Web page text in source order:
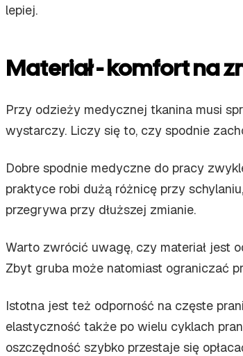
lepiej.
Materiał - komfort na
Przy odzieży medycznej tkanina musi
wystarczy. Liczy się to, czy spodnie
Dobre spodnie medyczne do pracy
praktyce robi dużą różnicę przy
przegrywa przy dłuższej zmianie.
Warto zwrócić uwagę, czy materiał jest
Zbyt gruba może natomiast ograniczać
Istotna jest też odporność na częste
elastyczność także po wielu cyklach
oszczędność szybko przestaje się